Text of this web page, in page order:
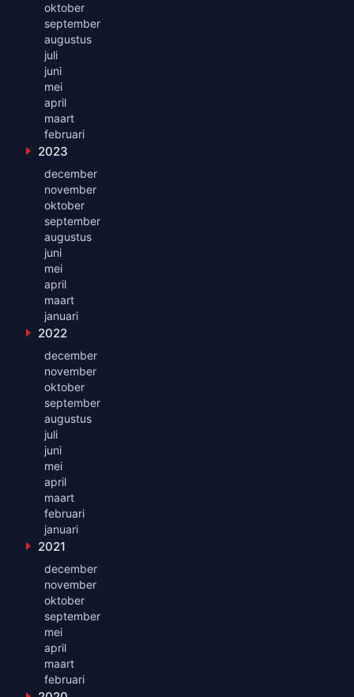
oktober
september
augustus
juli
juni
mei
april
maart
februari
Toon maanden uit 2023
2023
december
november
oktober
september
augustus
juni
mei
april
maart
januari
Toon maanden uit 2022
2022
december
november
oktober
september
augustus
juli
juni
mei
april
maart
februari
januari
Toon maanden uit 2021
2021
december
november
oktober
september
mei
april
maart
februari